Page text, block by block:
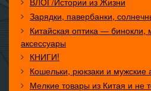
Зарядки, павербанки,
Китайская оптика — бинокли,
аксессуары
КНИГИ!
Кошельки, рюкзаки и мужские
Мелкие товары из Китая и не